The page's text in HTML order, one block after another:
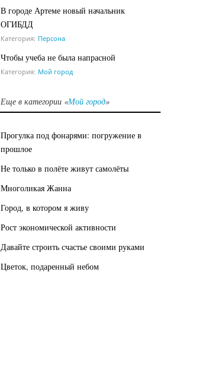
В городе Артеме новый начальник
ОГИБДД
Категория: Персона
Чтобы учеба не была напрасной
Категория: Мой город
Еще в категории «Мой город»
Прогулка под фонарями: погружение в
прошлое
Не только в полёте живут самолёты
Многоликая Жанна
Город, в котором я живу
Рост экономической активности
Давайте строить счастье своими руками
Цветок, подаренный небом